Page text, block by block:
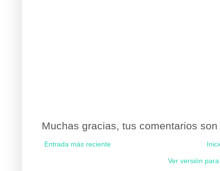
Muchas gracias, tus comentarios
Entrada más reciente
Ver versión